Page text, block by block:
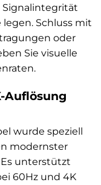
Signalintegrität
Schluss mit
oder
Sie visuelle
Auflösung
wurde speziell
modernster
Es unterstützt
60Hz und 4K